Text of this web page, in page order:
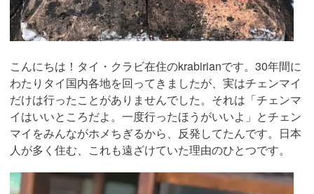
こんにちは！タイ・クラビ在住のkrabirianです。30年間に
わたりタイ国内各地を回ってきましたが、実はチェンマイ
だけは行ったことがありませんでした。それは「チェンマ
イはいいところだよ。一度行ったほうがいいよ」とチェン
マイをみんながホメちぎるから、反発してたんです。日本
人が多く住む、これも遠ざけていた理由のひとつです。